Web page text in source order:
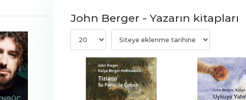
John Berger - Yazarın kitapları